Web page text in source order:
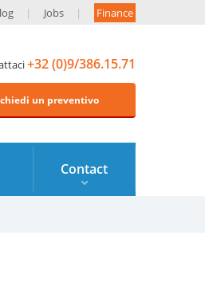
Jobs Finance
+32 (0)9/386.15.71
un preventivo
Contact